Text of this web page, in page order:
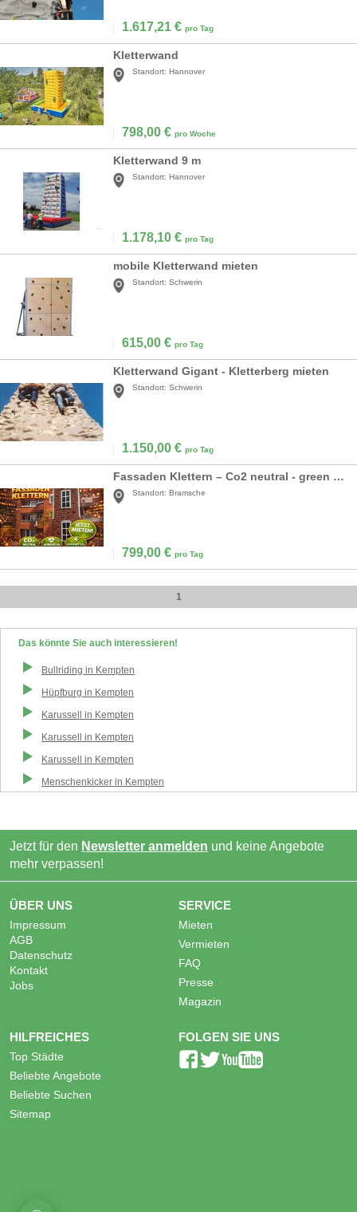
1.617,21 € pro Tag
Kletterwand
Standort: Hannover
798,00 € pro Woche
Kletterwand 9 m
Standort: Hannover
1.178,10 € pro Tag
mobile Kletterwand mieten
Standort: Schwerin
615,00 € pro Tag
Kletterwand Gigant - Kletterberg mieten
Standort: Schwerin
1.150,00 € pro Tag
Fassaden Klettern – Co2 neutral - green event modul
Standort: Bramsche
799,00 € pro Tag
1
Das könnte Sie auch interessieren!
Bullriding in Kempten
Hüpfburg in Kempten
Karussell
in Kempten
Karussell
in Kempten
Karussell
in Kempten
Menschenkicker in Kempten
Jetzt für den Newsletter anmelden und keine Angebote
mehr verpassen!
ÜBER UNS
Impressum
AGB
Datenschutz
Kontakt
Jobs
SERVICE
Mieten
Vermieten
FAQ
Presse
Magazin
HILFREICHES
Top Städte
Beliebte Angebote
Beliebte Suchen
Sitemap
FOLGEN SIE UNS